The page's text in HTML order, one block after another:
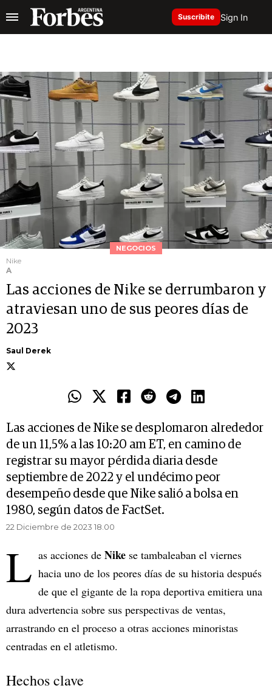
Suscribite Sign In
NEGOCIOS
Nike
A
Las acciones de Nike se derrumbaron y
atraviesan uno de sus peores días de
2023
Saul Derek
Las acciones de Nike se desplomaron alrededor
de un 11,5% a las 10:20 am ET, en camino de
registrar su mayor pérdida diaria desde
septiembre de 2022 y el undécimo peor
desempeño desde que Nike salió a bolsa en
1980, según datos de FactSet.
22 Diciembre de 2023 18.00
L as acciones de Nike se tambaleaban el viernes
hacia uno de los peores días de su historia después
de que el gigante de la ropa deportiva emitiera una
dura advertencia sobre sus perspectivas de ventas,
arrastrando en el proceso a otras acciones minoristas
centradas en el atletismo.
Hechos clave